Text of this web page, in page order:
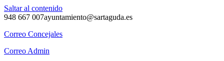
Saltar al contenido
948 667 007ayuntamiento@sartaguda.es
Correo Concejales
Correo Admin